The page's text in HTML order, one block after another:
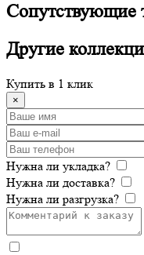
Сопутствующие
Другие
Купить в 1 клик
×
Нужна ли укладка?
Нужна ли доставка?
Нужна ли разгрузка?